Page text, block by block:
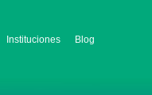
Instituciones Blog